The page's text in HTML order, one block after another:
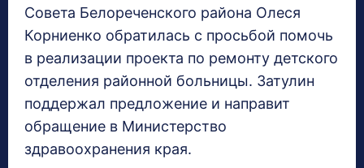
Совета Белореченского района Олеся
Корниенко обратилась с просьбой помочь
в реализации проекта по ремонту детского
отделения районной больницы. Затулин
поддержал предложение и направит
обращение в Министерство
здравоохранения края.